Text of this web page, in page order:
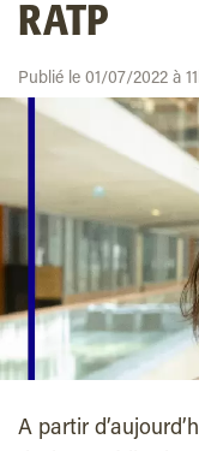
RATP
Publié le 01/07/2022 à
A partir